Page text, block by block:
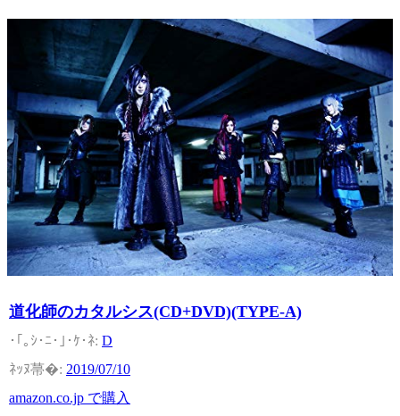
道化師のカタルシス(CD+DVD)(TYPE-A)
D
2019/07/10
amazon.co.jp で購入